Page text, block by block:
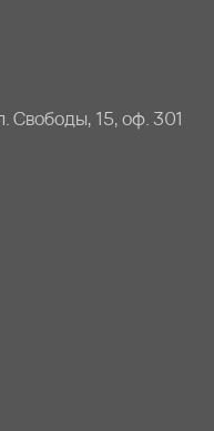
Свободы, 15, оф. 301